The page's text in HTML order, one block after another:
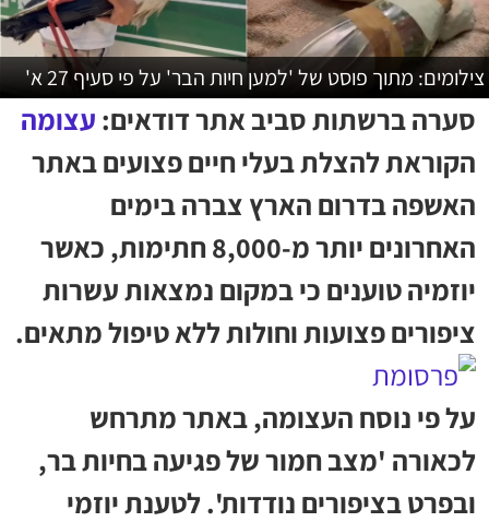
צילומים: מתוך פוסט של 'למען חיות הבר' על פי סעיף 27 א'
סערה ברשתות סביב אתר דודאים: עצומה
הקוראת להצלת בעלי חיים פצועים באתר
האשפה בדרום הארץ צברה בימים
האחרונים יותר מ-8,000 חתימות, כאשר
יוזמיה טוענים כי במקום נמצאות עשרות
ציפורים פצועות וחולות ללא טיפול מתאים.
על פי נוסח העצומה, באתר מתרחש
לכאורה 'מצב חמור של פגיעה בחיות בר,
ובפרט בציפורים נודדות'. לטענת יוזמי